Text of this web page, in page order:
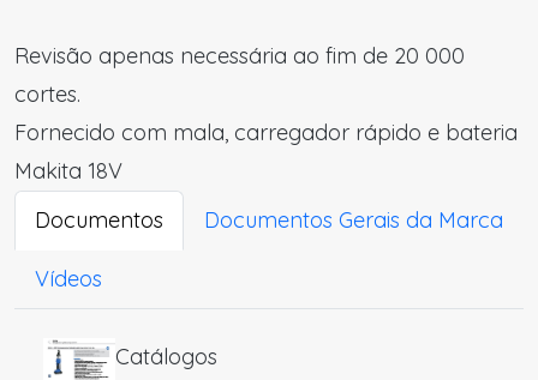
Revisão apenas necessária ao fim de 20 000
cortes.
Fornecido com mala, carregador rápido e bateria
Makita 18V
Documentos
Documentos Gerais da Marca
Vídeos
Catálogos